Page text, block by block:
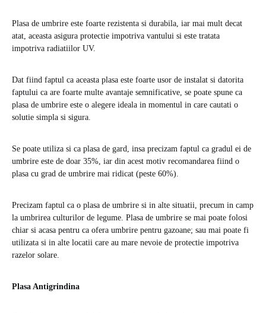
Plasa de umbrire este foarte rezistenta si durabila, iar mai mult decat
atat, aceasta asigura protectie impotriva vantului si este tratata
impotriva radiatiilor UV.
Dat fiind faptul ca aceasta plasa este foarte usor de instalat si datorita
faptului ca are foarte multe avantaje semnificative, se poate spune ca
plasa de umbrire este o alegere ideala in momentul in care cautati o
solutie simpla si sigura.
Se poate utiliza si ca plasa de gard, insa precizam faptul ca gradul ei de
umbrire este de doar 35%, iar din acest motiv recomandarea fiind o
plasa cu grad de umbrire mai ridicat (peste 60%).
Precizam faptul ca o plasa de umbrire si in alte situatii, precum in camp
la umbrirea culturilor de legume. Plasa de umbrire se mai poate folosi
chiar si acasa pentru ca ofera umbrire pentru gazoane; sau mai poate fi
utilizata si in alte locatii care au mare nevoie de protectie impotriva
razelor solare.
Plasa Antigrindina